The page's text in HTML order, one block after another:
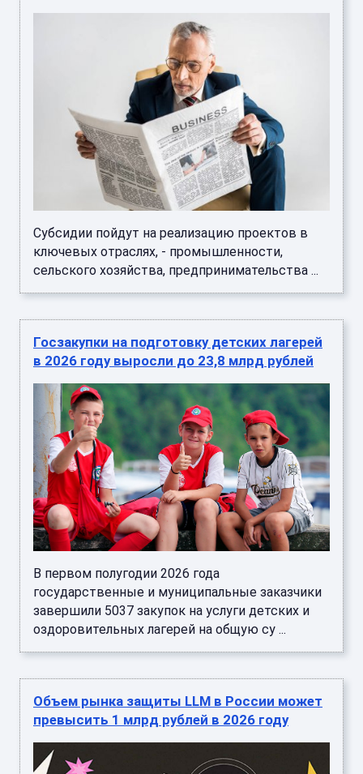
Субсидии пойдут на реализацию проектов в
ключевых отраслях, - промышленности,
сельского хозяйства, предпринимательства ...
Госзакупки на подготовку детских лагерей
в 2026 году выросли до 23,8 млрд рублей
В первом полугодии 2026 года
государственные и муниципальные заказчики
завершили 5037 закупок на услуги детских и
оздоровительных лагерей на общую су ...
Объем рынка защиты LLM в России может
превысить 1 млрд рублей в 2026 году